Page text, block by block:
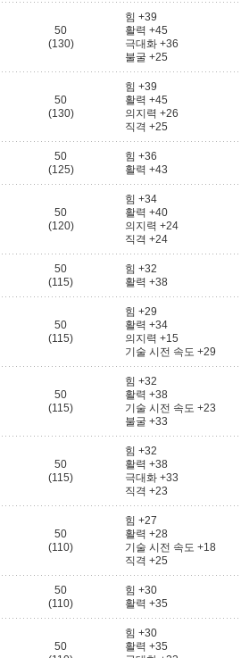
50
(130)
힘 +39
활력 +45
극대화 +36
불굴 +25
50
(130)
힘 +39
활력 +45
의지력 +26
직격 +25
50
(125)
힘 +36
활력 +43
50
(120)
힘 +34
활력 +40
의지력 +24
직격 +24
50
(115)
힘 +32
활력 +38
50
(115)
힘 +29
활력 +34
의지력 +15
기술 시전 속도 +29
50
(115)
힘 +32
활력 +38
기술 시전 속도 +23
불굴 +33
50
(115)
힘 +32
활력 +38
극대화 +33
직격 +23
50
(110)
힘 +27
활력 +28
기술 시전 속도 +18
직격 +25
50
(110)
힘 +30
활력 +35
50
힘 +30
활력 +35